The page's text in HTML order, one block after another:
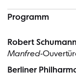
Programm
Robert Schumann
Manfred-
Berliner